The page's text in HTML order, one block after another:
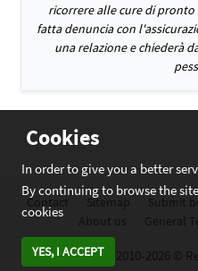
Cookies
In order to give you a better
By continuing to browse the
cookies
YES, I ACCEPT
ricorrere alle cure di pronto
fatta denuncia con
una relazione e chiederà
Contact Sitemap Submit
About us
General
2010-2026 ©